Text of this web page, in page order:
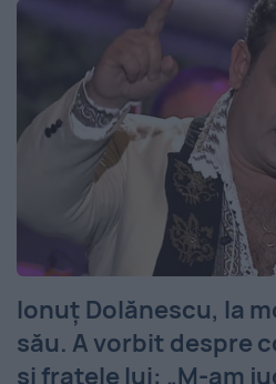
Ionuț Dolănescu, la
său. A vorbit despre
și fratele lui: „M-am